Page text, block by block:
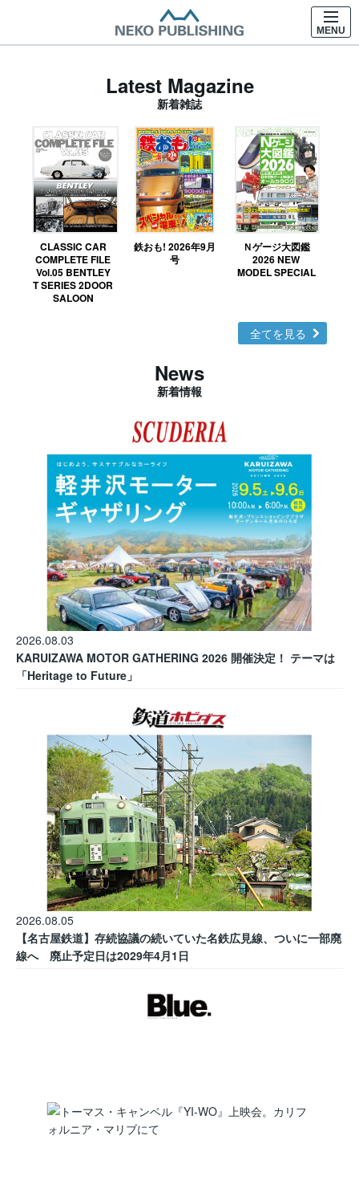
MENU
Latest Magazine
新着雑誌
CLASSIC CAR
COMPLETE FILE
Vol.05 BENTLEY
T SERIES 2DOOR
SALOON
鉄おも! 2026年9月
号
Ｎゲージ大図鑑
2026 NEW
MODEL SPECIAL
全てを見る
News
新着情報
2026.08.03
KARUIZAWA MOTOR GATHERING 2026 開催決定！ テーマは
「Heritage to Future」
2026.08.05
【名古屋鉄道】存続協議の続いていた名鉄広見線、ついに一部廃
線へ 廃止予定日は2029年4月1日